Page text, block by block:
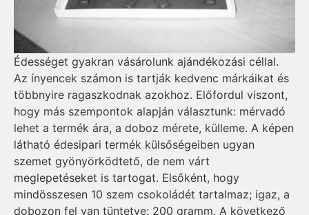
Édességet gyakran vásárolunk ajándékozási céllal.
Az ínyencek számon is tartják kedvenc márkáikat és
többnyire ragaszkodnak azokhoz. Előfordul viszont,
hogy más szempontok alapján választunk: mérvadó
lehet a termék ára, a doboz mérete, külleme. A képen
látható édesipari termék külsőségeiben ugyan
szemet gyönyörködtető, de nem várt
meglepetéseket is tartogat. Elsőként, hogy
mindösszesen 10 szem csokoládét tartalmaz; igaz, a
dobozon fel van tüntetve: 200 gramm. A következő